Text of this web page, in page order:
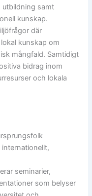
utbildning samt
kunskap.
där
kunskap om
mångfald. Samtidigt
bidrag inom
och lokala
seminarier,
som belyser